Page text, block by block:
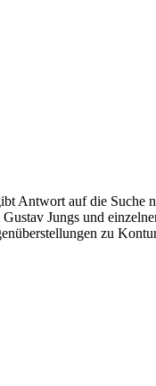
Antwort auf die Suche
Jungs und
zu